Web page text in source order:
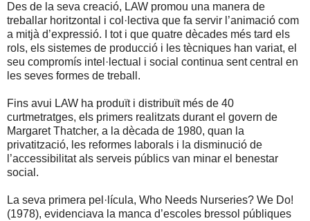
Des de la seva creació, LAW promou una manera de
treballar horitzontal i col·lectiva que fa servir l’animació com
a mitjà d’expressió. I tot i que quatre dècades més tard els
rols, els sistemes de producció i les tècniques han variat, el
seu compromís intel·lectual i social continua sent central en
les seves formes de treball.
Fins avui LAW ha produït i distribuït més de 40
curtmetratges, els primers realitzats durant el govern de
Margaret Thatcher, a la dècada de 1980, quan la
privatització, les reformes laborals i la disminució de
l’accessibilitat als serveis públics van minar el benestar
social.
La seva primera pel·lícula, Who Needs Nurseries? We Do!
(1978), evidenciava la manca d’escoles bressol públiques